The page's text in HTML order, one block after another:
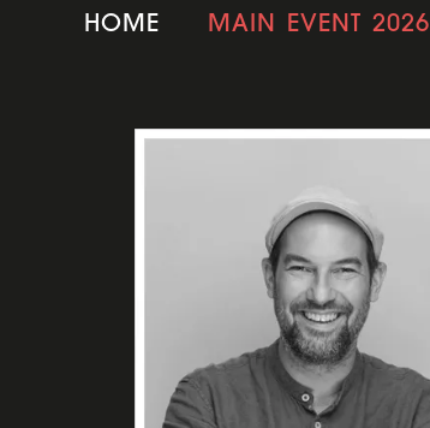
HOME MAIN EVENT 2026